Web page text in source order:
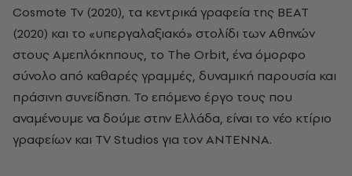
Cosmote Tv (2020), τα κεντρικά γραφεία της BEAT
(2020) και το «υπεργαλαξιακό» στολίδι των Αθηνών
στους Αμεπλόκηπους, το The Orbit, ένα όμορφο
σύνολο από καθαρές γραμμές, δυναμική παρουσία και
πράσινη συνείδηση. Το επόμενο έργο τους που
αναμένουμε να δούμε στην Ελλάδα, είναι το νέο κτίριο
γραφείων και TV Studios για τον ANTENNA.